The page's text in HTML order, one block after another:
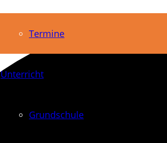
Termine
Unterricht
Grundschule